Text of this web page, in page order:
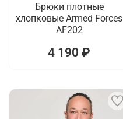
Брюки плотные
хлопковые Armed Forces
AF202
4 190 ₽